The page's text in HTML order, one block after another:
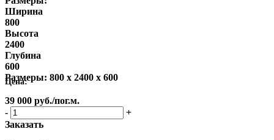
Ширина
800
Высота
2400
Глубина
600
Размеры: 800 x 2400 x 600
Цена:
39 000 руб./пог.м.
-
+
Заказать